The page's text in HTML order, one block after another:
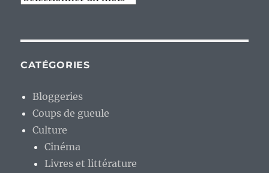
CATÉGORIES
Bloggeries
Coups de gueule
Culture
Cinéma
Livres et littérature